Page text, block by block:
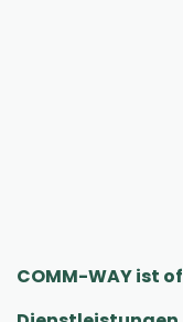
COMM-WAY ist